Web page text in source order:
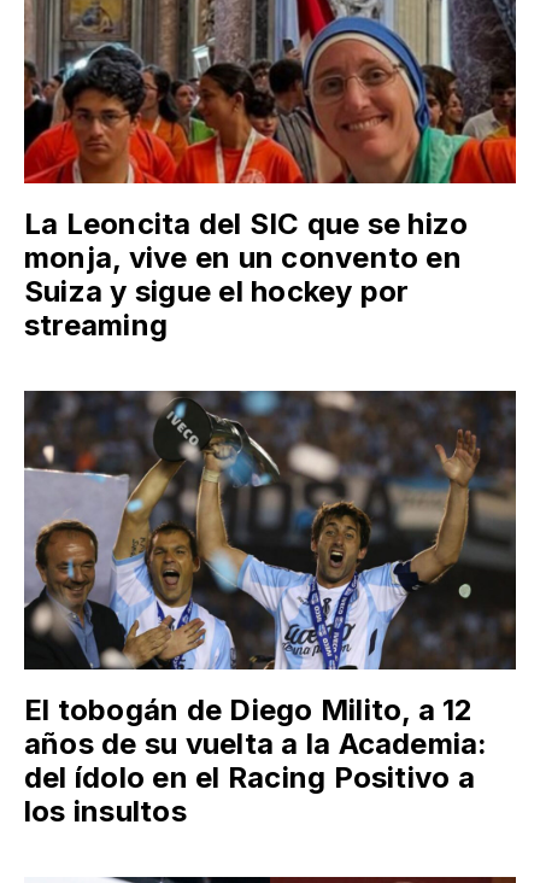
La Leoncita del SIC que se hizo
monja, vive en un convento en
Suiza y sigue el hockey por
streaming
El tobogán de Diego Milito, a 12
años de su vuelta a la Academia:
del ídolo en el Racing Positivo a
los insultos